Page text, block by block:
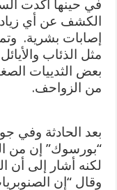
في حينها أكدت
الكشف عن أي
إصابات بشرية.
مثل الذئاب
بعض الثدييات
من الزواحف.
بعد الحادثة وفي
“بورسوك” إن من
لكنه أشار إلى أن
وقال “إن